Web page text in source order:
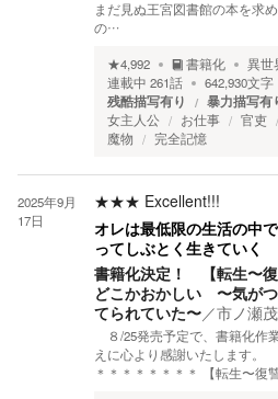
まだ見ぬ王宮図書館の本を求
の…
★4,992 書籍化
異世
連載中 261話 642,930文字
残酷描写有り 暴力描写有
女主人公 お仕事 官吏
魔物
完全記憶
2025年9月
17日
★★★ Excellent!!!
オレは最低限の生活の中
ってしぶとく生きていく
書籍化決定！ 【転生〜
どこかおかしい 〜気が
てられていた〜／市ノ瀬
８/25発売予定で、書籍化
えに心より感謝いたします
＊＊＊＊＊＊＊＊ 【転生〜